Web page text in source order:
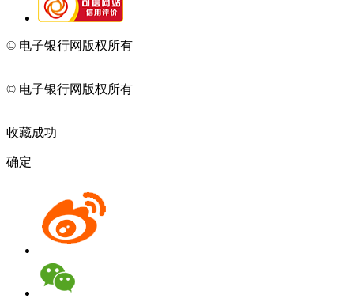
© 电子银行网版权所有
© 电子银行网版权所有
收藏成功
确定